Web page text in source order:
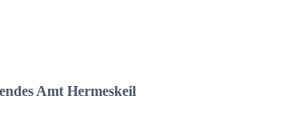
Amt Hermeskeil